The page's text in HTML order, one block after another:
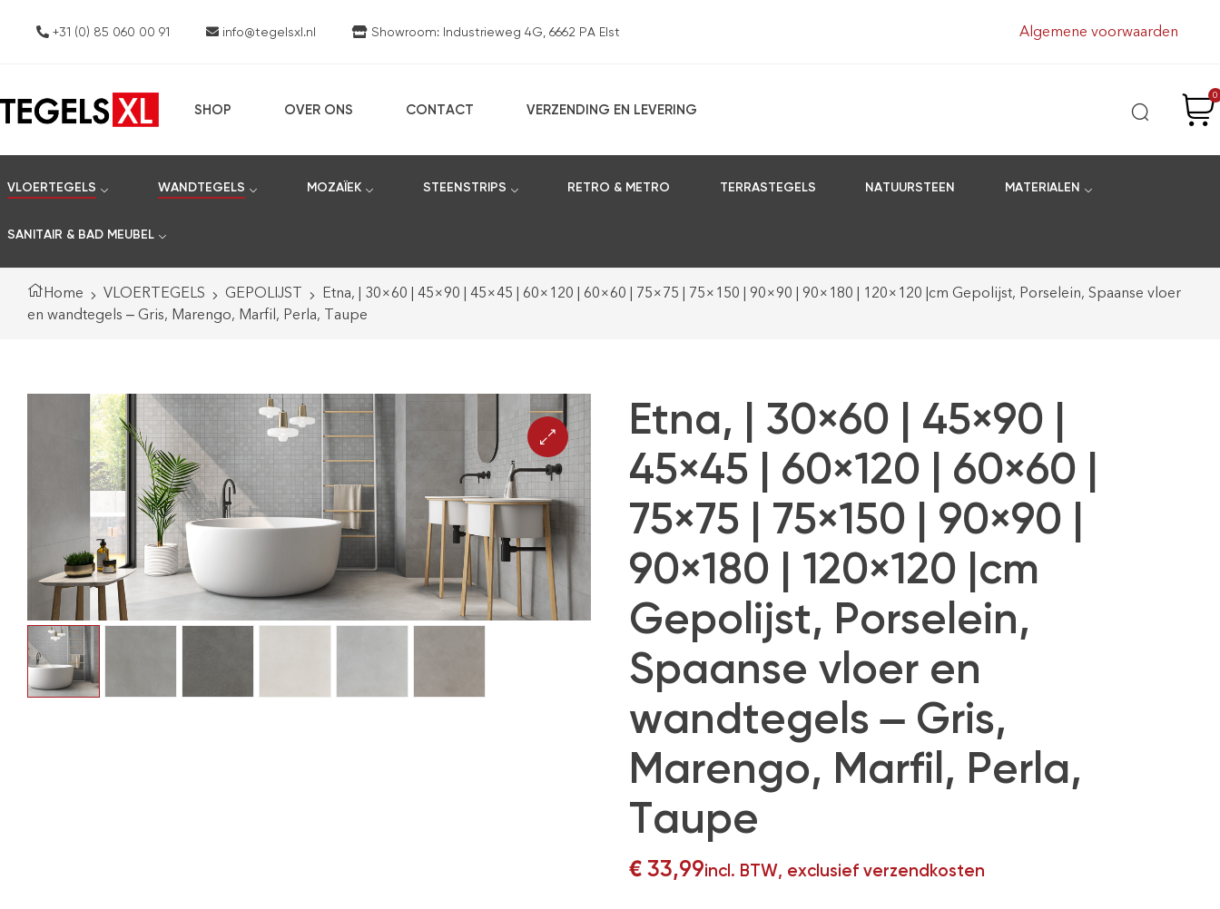
+31 (0) 85 060 00 91 info@tegelsxl.nl Showroom: Industrieweg 4G, 6662 PA Elst Algemene voorwaarden
SHOP OVER ONS CONTACT VERZENDING EN LEVERING
0
VLOERTEGELS WANDTEGELS MOZAÏEK STEENSTRIPS RETRO & METRO TERRASTEGELS NATUURSTEEN MATERIALEN
SANITAIR & BAD MEUBEL
Home VLOERTEGELS GEPOLIJST
Etna, | 30×60 | 45×90 | 45×45 | 60×120 | 60×60 | 75×75 | 75×150 | 90×90 | 90×180 | 120×120 |cm Gepolijst, Porselein, Spaanse vloer
en wandtegels – Gris, Marengo, Marfil, Perla, Taupe
Etna, | 30×60 | 45×90 |
45×45 | 60×120 | 60×60 |
75×75 | 75×150 | 90×90 |
90×180 | 120×120 |cm
Gepolijst, Porselein,
Spaanse vloer en
wandtegels – Gris,
Marengo, Marfil, Perla,
Taupe
€33,99incl. BTW, exclusief verzendkosten